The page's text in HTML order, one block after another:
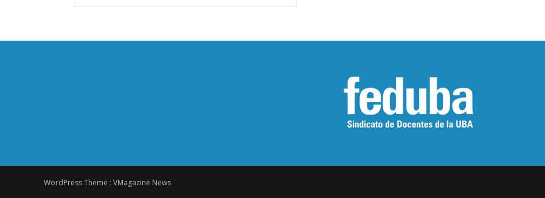
e
ó
WordPress Theme : VMagazine News